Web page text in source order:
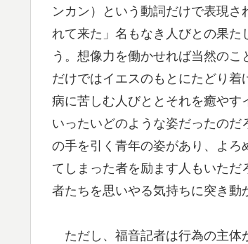
ンカン）という動詞だけで表現
れて来た」名もなき人びとの果
う。想像力を働かせれば当然の
だけではイエスのもとにたどり着
病に苦しむ人びととそれを癒や
いったいどのような姿だったの
の手を引く青年の姿があり、よ
てしまった者を励ます人もいた
者たちを思いやる気持ちに突き動
ただし、福音記者は行為の主体